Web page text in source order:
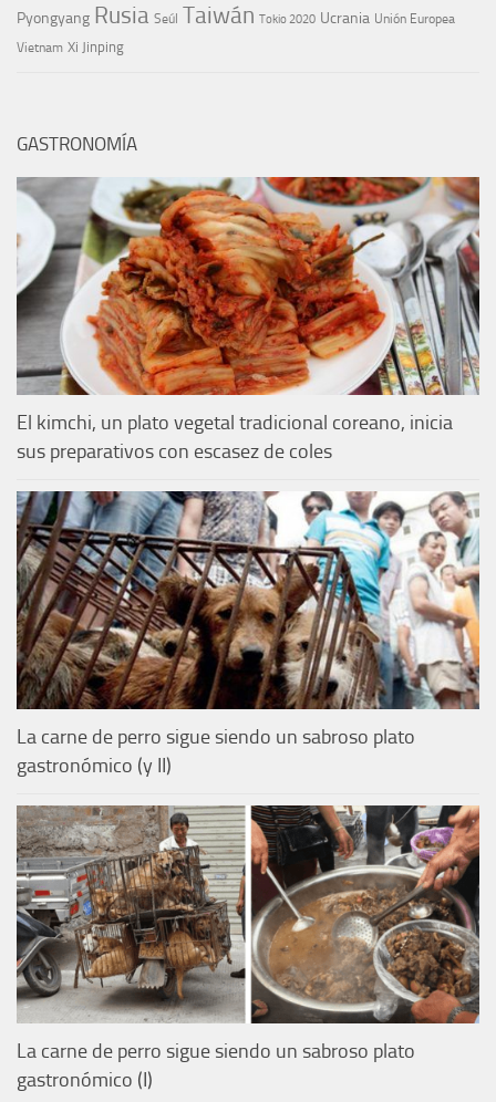
Pyongyang Rusia Seúl Taiwán Tokio 2020 Ucrania Unión Europea
Vietnam Xi Jinping
GASTRONOMÍA
El kimchi, un plato vegetal tradicional coreano, inicia
sus preparativos con escasez de coles
La carne de perro sigue siendo un sabroso plato
gastronómico (y II)
La carne de perro sigue siendo un sabroso plato
gastronómico (I)